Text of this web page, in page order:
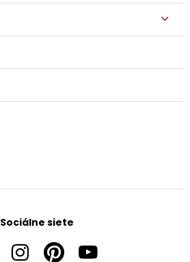
Sociálne siete